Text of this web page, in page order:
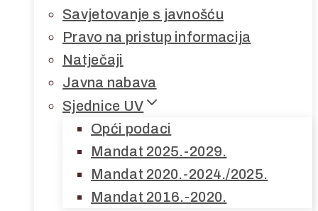
Savjetovanje s javnošću
Pravo na pristup informacija
Natječaji
Javna nabava
Sjednice UV
Opći podaci
Mandat 2025.-2029.
Mandat 2020.-2024./2025.
Mandat 2016.-2020.